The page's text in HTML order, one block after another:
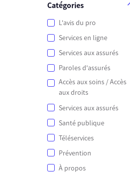
Catégories
L'avis du pro
Services en ligne
Services aux assurés
Paroles d'assurés
Accès aux soins / Accès
aux droits
Services aux assurés
Santé publique
Téléservices
Prévention
À propos